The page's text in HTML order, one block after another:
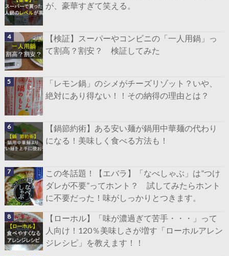
が、豪華すぎて笑える。
【検証】スーパーやコンビニの「一人用鍋」っ
て割高？割安？ 検証してみた
「レモン鍋」のシメがチーズリゾット？いや、
絶対にあり得ない！！その納得の理由とは？
【鍋節約術】ある安い麺が鍋用中華麺の代わり
になる！美味しく食べる方法も！
この冬話題！【エバラ】「なべしゃぶ」は”つけ
ダレが不要”ってホント？ 試してみたらホント
に不要だった！味がしっかりとつきます。
【ローホル】「味が濃過ぎて苦手・・・」って
人向け！120％美味しさが増す「ローホルアレン
ジレシピ」を教えます！！